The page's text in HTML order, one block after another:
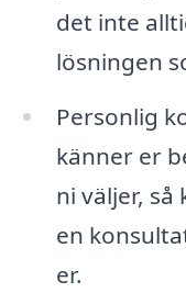
det inte
lösningen
Personlig
känner er
ni väljer,
en
er.